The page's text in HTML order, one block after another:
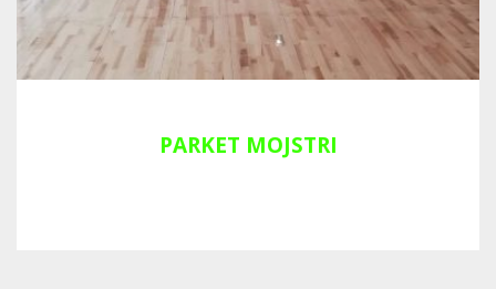
PARKET MOJSTRI